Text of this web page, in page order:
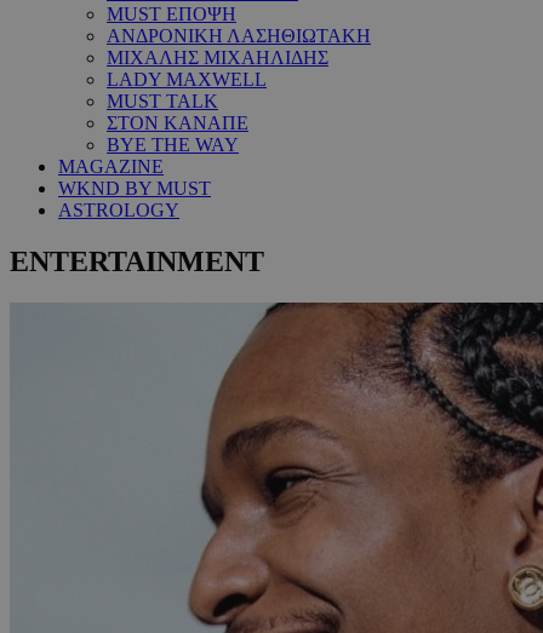
MUST ΕΠΟΨΗ
ΑΝΔΡΟΝΙΚΗ ΛΑΣΗΘΙΩΤΑΚΗ
ΜΙΧΑΛΗΣ ΜΙΧΑΗΛΙΔΗΣ
LADY MAXWELL
MUST TALK
ΣΤΟΝ ΚΑΝΑΠΕ
BYE THE WAY
MAGAZINE
WKND BY MUST
ASTROLOGY
ENTERTAINMENT